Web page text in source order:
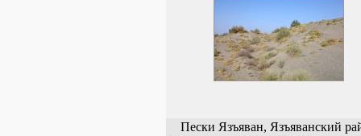
Пески Язъяван, Язъяванский